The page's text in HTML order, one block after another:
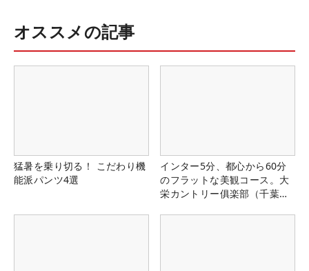
オススメの記事
猛暑を乗り切る！ こだわり機
能派パンツ4選
インター5分、都心から60分
のフラットな美観コース。大
栄カントリー俱楽部（千葉